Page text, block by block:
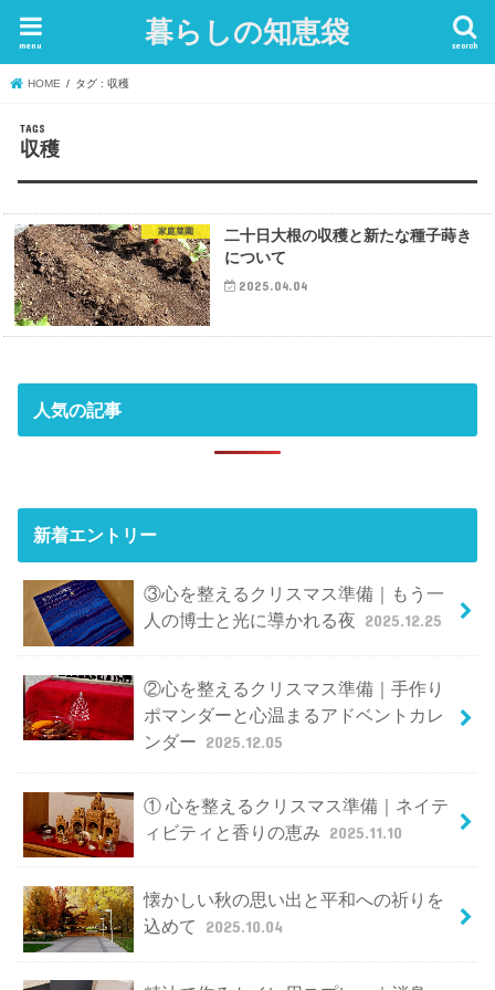
暮らしの知恵袋 search
menu
HOME タグ : 収穫
収穫
家庭菜園
二十日大根の収穫と新たな種子蒔き
について
2025.04.04
人気の記事
新着エントリー
③心を整えるクリスマス準備｜もう一
人の博士と光に導かれる夜 2025.12.25
②心を整えるクリスマス準備｜手作り
ポマンダーと心温まるアドベントカレ
ンダー 2025.12.05
① 心を整えるクリスマス準備｜ネイテ
ィビティと香りの恵み 2025.11.10
懐かしい秋の思い出と平和への祈りを
込めて
2025.10.04